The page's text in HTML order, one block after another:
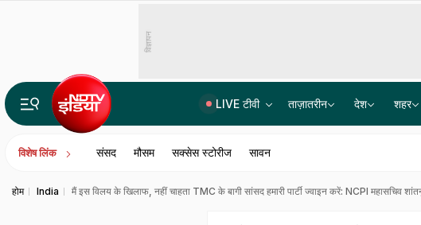
विज्ञापन
LIVE टीवी ताज़ातरीन देश शहर
विशेष लिंक संसद मौसम सक्सेस स्टोरीज सावन
होम India मैं इस विलय के खिलाफ, नहीं चाहता TMC के बागी सांसद हमारी पार्टी ज्वाइन करें: NCPI महासचिव